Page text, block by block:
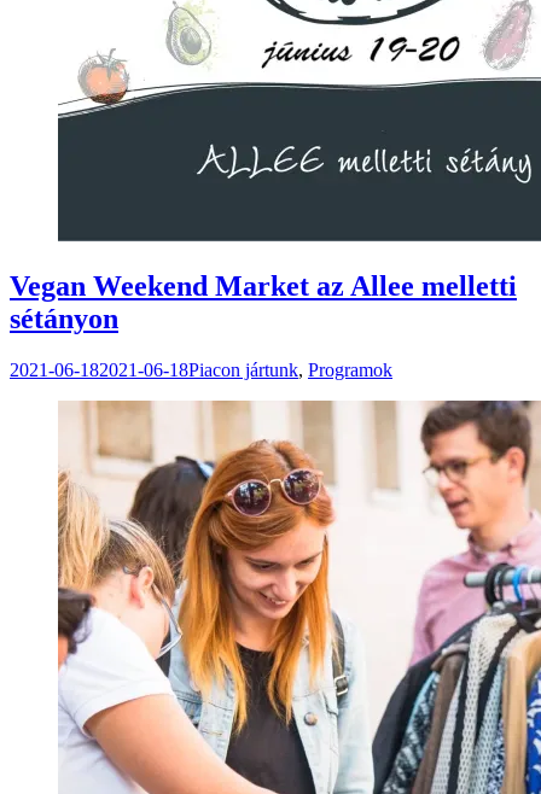
Vegan Weekend Market az Allee melletti
sétányon
2021-06-182021-06-18Piacon jártunk, Programok